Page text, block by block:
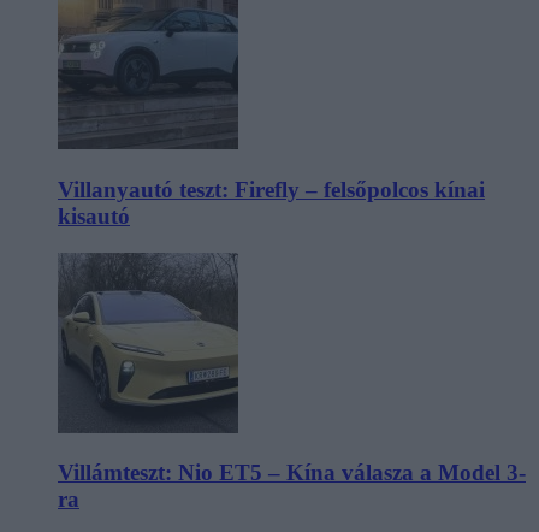
Villanyautó teszt: Firefly – felsőpolcos kínai
kisautó
Villámteszt: Nio ET5 – Kína válasza a Model 3-
ra